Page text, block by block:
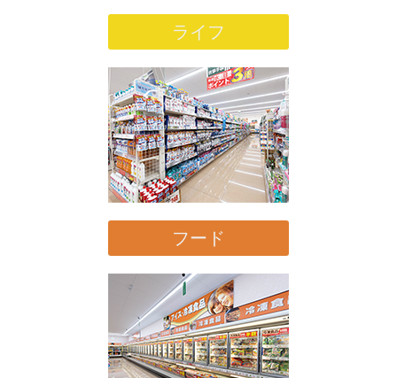
ライフ
フード